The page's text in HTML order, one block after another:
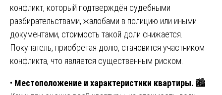
конфликт, который подтверждён судебными
разбирательствами, жалобами в полицию или иными
документами, стоимость такой доли снижается.
Покупатель, приобретая долю, становится участником
конфликта, что является существенным риском.
• Местоположение и характеристики квартиры. 🏙️